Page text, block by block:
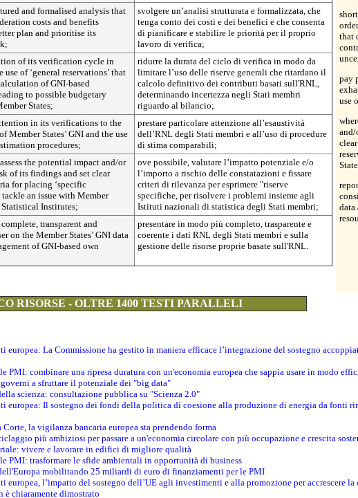
and formalised analysis that
costs and benefits
plan and prioritise its
svolgere un’analisi strutturata e formalizzata, che
tenga conto dei costi e dei benefici e che consenta
di pianificare e stabilire le priorità per il proprio
lavoro di verifica;
of its verification cycle in
of ‘general reservations’ that
of GNI-based
to possible budgetary
States;
ridurre la durata del ciclo di verifica in modo da
limitare l’uso delle riserve generali che ritardano il
calcolo definitivo dei contributi basati sull'RNL,
determinando incertezza negli Stati membri
riguardo al bilancio;
in its verifications to the
Member States’ GNI and the use
procedures;
prestare particolare attenzione all’esaustività
dell’RNL degli Stati membri e all’uso di procedure
di stima comparabili;
the potential impact and/or
of its findings and set clear
for placing ‘specific
tackle an issue with Member
Statistical Institutes;
ove possibile, valutare l’impatto potenziale e/o
l’importo a rischio delle constatazioni e fissare
criteri di rilevanza per esprimere "riserve
specifiche, per risolvere i problemi insieme agli
Istituti nazionali di statistica degli Stati membri;
transparent and
on the Member States’ GNI data
of GNI-based own
presentare in modo più completo, trasparente e
coerente i dati RNL degli Stati membri e sulla
gestione delle risorse proprie basate sull'RNL.
that
pay
use
and/
data
RISORSE - OLTRE 1400 TESTI PARALLELI
europea: La Commissione ha gestito in maniera efficace l’integrazione del sostegno
PMI: combinare una ripresa duratura con un'economia europea che sappia usare in modo
a sfruttare il potenziale dei "big data"
scienza: consultazione pubblica su "Scienza 2.0"
europea: Il sostegno dei fondi della politica di coesione alla produzione di energia da fonti
la vigilanza bancaria europea sta prendendo forma
più ambiziosi per passare a un'economia circolare con più occupazione e crescita
vivere e lavorare in edifici di migliore qualità
PMI: trasformare le sfide ambientali in opportunità di business
mobilitando 25 miliardi di euro di finanziamenti per le PMI
europea, l’impatto del sostegno dell’UE agli investimenti e alla promozione per accrescere
chiaramente dimostrato